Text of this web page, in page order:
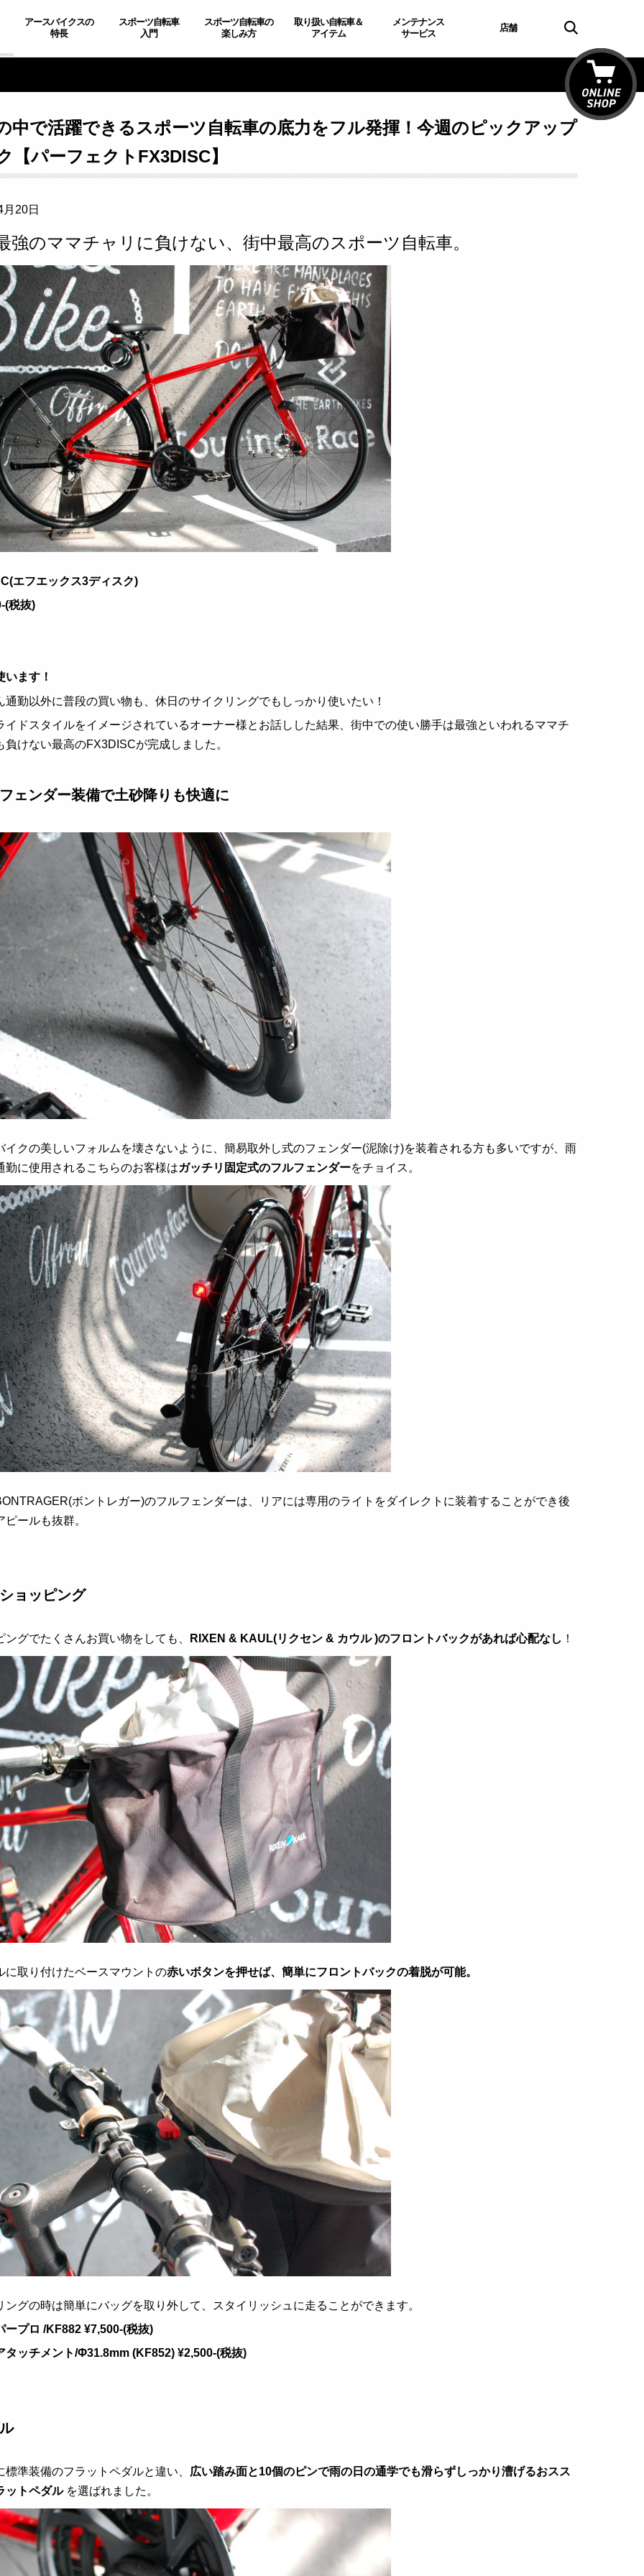
アースバイクスの
特長
スポーツ自転車
入門
スポーツ自転車の
楽しみ方
取り扱い自転車＆
アイテム
メンテナンス
サービス
店舗
中で活躍できるスポーツ自転車の底力をフル発揮！今週のピックアップ
【パーフェクトFX3DISC】
20日
強のママチャリに負けない、街中最高のスポーツ自転車。
エフエックス3ディスク)
(税抜)
います！
通勤以外に普段の買い物も、休日のサイクリングでもしっかり使いたい！
イドスタイルをイメージされているオーナー様とお話しした結果、街中での使い勝手は最強といわれるママチ
負けない最高のFX3DISCが完成しました。
ェンダー装備で土砂降りも快適に
イクの美しいフォルムを壊さないように、簡易取外し式のフェンダー(泥除け)を装着される方も多いですが、雨
勤に使用されるこちらのお客様はガッチリ固定式のフルフェンダーをチョイス。
ボントレガー)のフルフェンダーは、リアには専用のライトをダイレクトに装着することができ後
ピールも抜群。
ョッピング
ングでたくさんお買い物をしても、 RIXEN & KAUL(リクセン & カウル )のフロントバックがあれば心配なし ！
に取り付けたベースマウントの赤いボタンを押せば、簡単にフロントバックの着脱が可能。
ングの時は簡単にバッグを取り外して、スタイリッシュに走ることができます。
ープロ /KF882 ¥7,500-(税抜)
タッチメント/Φ31.8mm (KF852) ¥2,500-(税抜)
標準装備のフラットペダルと違い、 広い踏み面と10個のピンで雨の日の通学でも滑らずしっかり漕げるおスス
ットペダルを選ばれました。